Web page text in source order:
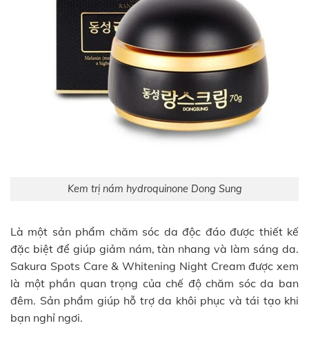
Kem trị nám hydroquinone Dong Sung
Là một sản phẩm chăm sóc da độc đáo được thiết kế
đặc biệt để giúp giảm nám, tàn nhang và làm sáng da.
Sakura Spots Care & Whitening Night Cream được xem
là một phần quan trọng của chế độ chăm sóc da ban
đêm. Sản phẩm giúp hỗ trợ da khôi phục và tái tạo khi
bạn nghỉ ngơi.